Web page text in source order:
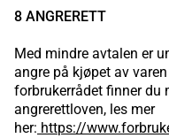
8 ANGRERETT
Med mindre avtalen er
angre på kjøpet av
forbrukerrådet finner du
angrerettloven, les mer
her: https://